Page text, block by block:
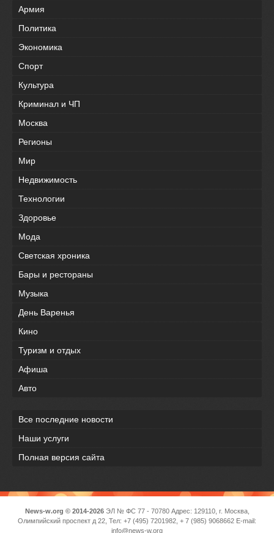
Армия
Политика
Экономика
Спорт
Культура
Криминал и ЧП
Москва
Регионы
Мир
Недвижимость
Технологии
Здоровье
Мода
Светская хроника
Бары и рестораны
Музыка
День Варенья
Кино
Туризм и отдых
Афиша
Авто
Все последние новости
Наши услуги
Полная версия сайта
News-w.org © 2014-2026ЭЛ № ФС 77 - 70780 Адрес: 129110, г. Москва,
Олимпийский проспект д 22, Тел: +7 (495) 7201982, + 7 (985) 9068662 E-mail:
info@news-w.org